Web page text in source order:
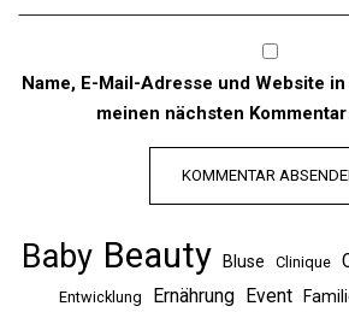
Name, E-Mail-Adresse und Website
meinen nächsten
Baby Beauty Bluse Clinique
Entwicklung
Ernährung Event